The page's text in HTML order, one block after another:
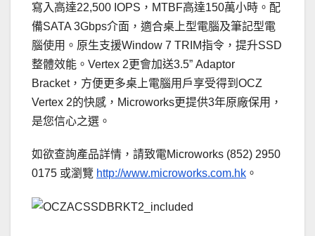
寫入高達22,500 IOPS，MTBF高達150萬小時。配
備SATA 3Gbps介面，適合桌上型電腦及筆記型電
腦使用。原生支援Window 7 TRIM指令，提升SSD
整體效能。Vertex 2更會加送3.5” Adaptor
Bracket，方便更多桌上電腦用戶享受得到OCZ
Vertex 2的快感，Microworks更提供3年原廠保用，
是您信心之選。
如欲查詢產品詳情，請致電Microworks (852) 2950
0175 或瀏覽 http://www.microworks.com.hk 。